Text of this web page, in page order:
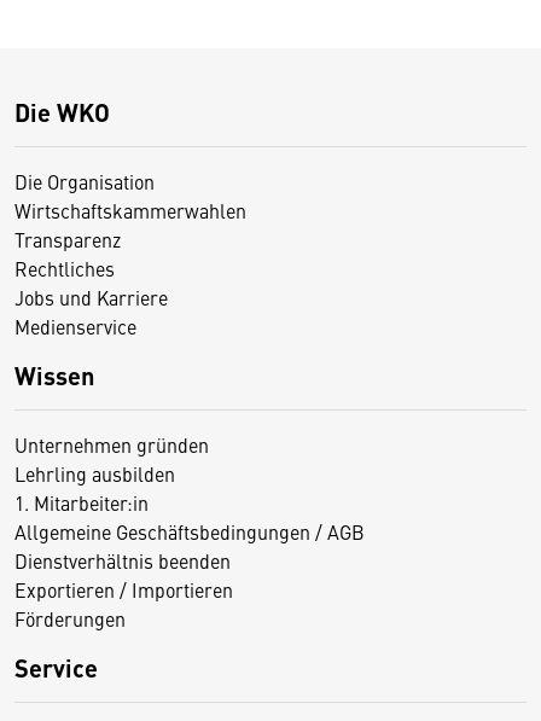
Die WKO
Die Organisation
Wirtschaftskammerwahlen
Transparenz
Rechtliches
Jobs und Karriere
Medienservice
Wissen
Unternehmen gründen
Lehrling ausbilden
1. Mitarbeiter:in
Allgemeine Geschäftsbedingungen / AGB
Dienstverhältnis beenden
Exportieren / Importieren
Förderungen
Service